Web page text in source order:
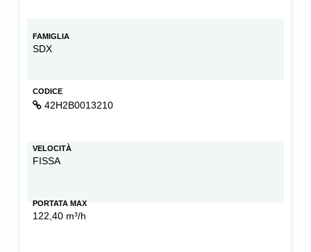
FAMIGLIA
SDX
CODICE
42H2B0013210
VELOCITÀ
FISSA
PORTATA MAX
122,40 m³/h